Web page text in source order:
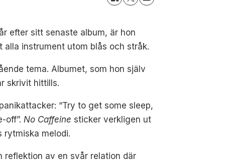
efter sitt senaste album, är hon
instrument utom blås och stråk.
tema. Albumet, som hon själv
skrivit hittills.
“Try to get some sleep,
off”.No Caffeinesticker verkligen ut
rytmiska melodi.
reflektion av en svår relation där